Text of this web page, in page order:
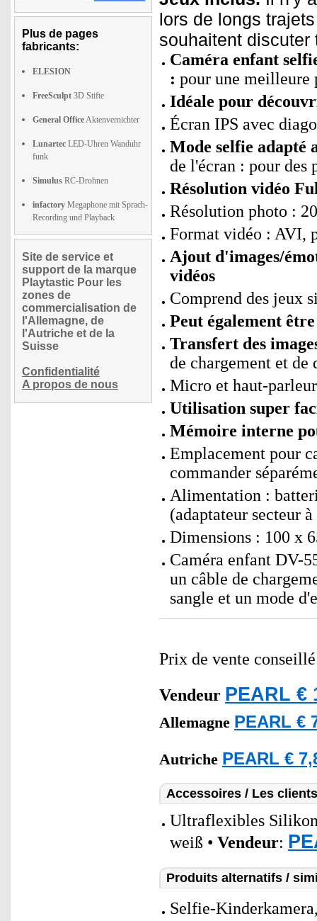
Plus de pages
fabricants:
ELESION
FreeSculpt 3D Stifte
General OfficeAktenvernichter
Lunartec LED-Uhren Wanduhr
funk
Simulus RC-Drohnen
infactory Megaphone mit Sprach-
Recording und Playback
Site de service et
support de la marque
Playtastic Pour les
zones de
commercialisation de
l'Allemagne, de
l'Autriche et de la
Suisse
Confidentialité
A propos de nous
lors de longs
souhaitent discuter
Caméra enfant
: pour une meilleure
Idéale pour
Écran IPS avec
Mode selfie adapté
de l'écran : pour des
Résolution vidéo
Résolution photo :
Format vidéo : AVI,
Ajout d'images/
vidéos
Comprend des jeux
Peut également
Transfert des
de chargement et de
Micro et haut-
Utilisation super
Mémoire interne
Emplacement pour
commander
Alimentation :
(adaptateur secteur
Dimensions : 100 x
Caméra enfant DV-
un câble de
sangle et un mode
Prix de vente
Vendeur PEARL €
Allemagne PEARL €
Autriche PEARL €
Accessoires / Les
Ultraflexibles
weiß • Vendeur:
Produits alternatifs /
Selfie-